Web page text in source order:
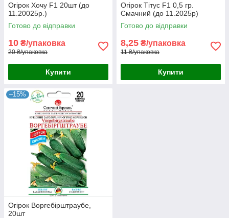
Огірок Хочу F1 20шт (до
11.20025р.)
Готово до відправки
10 ₴/упаковка
20 ₴/упаковка
Купити
Огірок Тітус F1 0,5 гр.
Смачний (до 11.2025р)
Готово до відправки
8,25 ₴/упаковка
11 ₴/упаковка
Купити
–15%
Огірок Воргебірштраубе,
20шт